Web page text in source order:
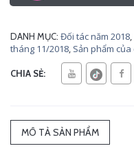
DANH MỤC: Đối tác năm 2018,
tháng 11/2018, Sản phẩm
CHIA SẺ:
MÔ TẢ SẢN PHẨM